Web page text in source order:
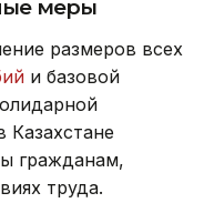
меры
размеров всех
и базовой
гражданам,
труда.